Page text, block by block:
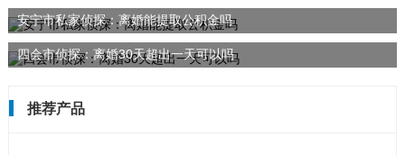
安宁市私家侦探：离婚能提取公积金吗
四会市侦探：离婚30天超出一天可以吗
推荐产品